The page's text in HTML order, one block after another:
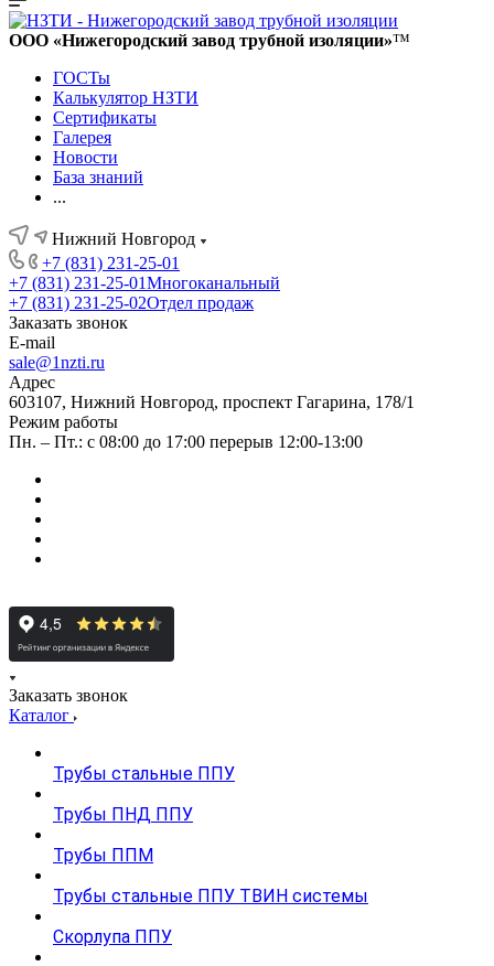
ООО «Нижегородский завод трубной изоляции»™
ГОСТы
Калькулятор НЗТИ
Сертификаты
Галерея
Новости
База знаний
...
Нижний Новгород
+7 (831) 231-25-01
+7 (831) 231-25-01Многоканальный
+7 (831) 231-25-02Отдел продаж
Заказать звонок
E-mail
sale@1nzti.ru
Адрес
603107, Нижний Новгород, проспект Гагарина, 178/1
Режим работы
Пн. – Пт.: с 08:00 до 17:00 перерыв 12:00-13:00
Заказать звонок
Каталог
Трубы стальные ППУ
Трубы ПНД ППУ
Трубы ППМ
Трубы стальные ППУ ТВИН системы
Скорлупа ППУ